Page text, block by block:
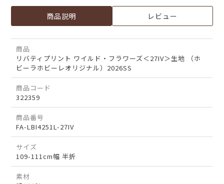
商品説明 レビュー
商品
リバティプリント ワイルド・フラワーズ＜27IV＞生地 （ホ
ビーラホビーレオリジナル）2026SS
商品コード
322359
商品番号
FA-LBI4251L-27IV
サイズ
109-111cm幅 半折
素材